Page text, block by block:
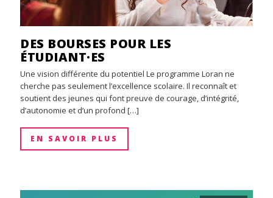
DES BOURSES POUR LES
ÉTUDIANT·ES
Une vision différente du potentiel Le programme Loran ne
cherche pas seulement l’excellence scolaire. Il reconnaît et
soutient des jeunes qui font preuve de courage, d’intégrité,
d’autonomie et d’un profond […]
EN SAVOIR PLUS